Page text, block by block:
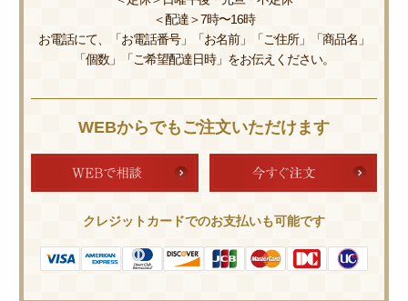
＜配達＞7時〜16時
お電話にて、「お電話番号」「お名前」「ご住所」「商品名」
「個数」「ご希望配達日時」をお伝えください。
WEBからでもご注文いただけます
クレジットカードでのお支払いも可能です